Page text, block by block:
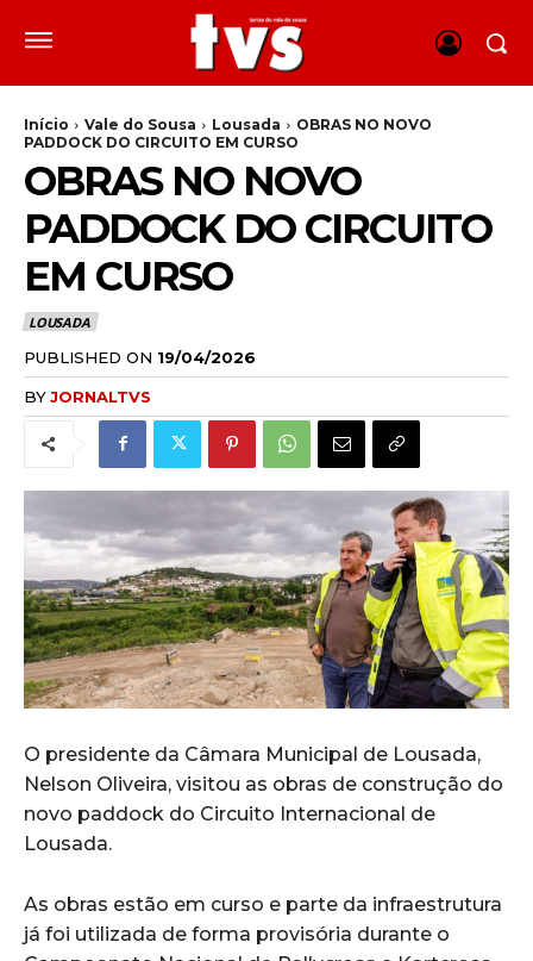
Início Vale do Sousa Lousada
OBRAS NO NOVO
PADDOCK DO CIRCUITO EM CURSO
OBRAS NO NOVO
PADDOCK DO CIRCUITO
EM CURSO
LOUSADA
PUBLISHED ON 19/04/2026
BYJORNALTVS
O presidente da Câmara Municipal de Lousada,
Nelson Oliveira, visitou as obras de construção do
novo paddock do Circuito Internacional de
Lousada.
As obras estão em curso e parte da infraestrutura
já foi utilizada de forma provisória durante o